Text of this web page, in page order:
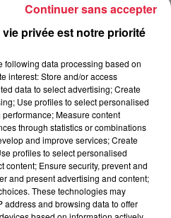
à Strasbourg :
Trautmann réagit
Mulhouse : rencontre
flamants rouges
privée est notre priorité
following data processing based on
interest: Store and/or access
data to select advertising; Create
Use profiles to select personalised
Measure content
through statistics or combinations
and improve services; Create
profiles to select personalised
content; Ensure security, prevent and
and present advertising and content;
These technologies may
address and browsing data to offer
Continuer sans accepter